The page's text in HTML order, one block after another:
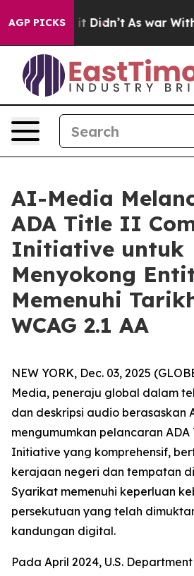
AGP PICKS
Well, it Didn’t As war With
AI-Media
ADA Title II
Initiative untuk
Menyokong
Memenuhi
WCAG 2.1 AA
NEW YORK, Dec. 03, 2025
Media, peneraju global dalam
dan deskripsi audio berasaskan
mengumumkan pelancaran
Initiative yang komprehensif,
kerajaan negeri dan tempatan
Syarikat memenuhi keperluan
persekutuan yang telah
kandungan digital.
Pada April 2024, U.S.